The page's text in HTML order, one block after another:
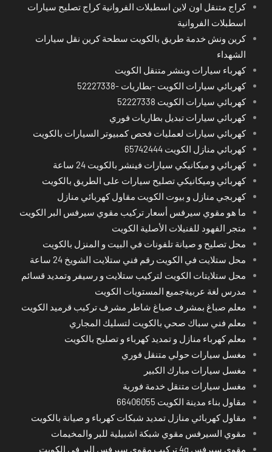
كراج متنقل اون لاين اسطبلات الفروانية كراج تصليح سيارات
اسطبلات الفروانية
كرين ونش خدمة طريق بالكويت سطحة كرين نقل سيارات
الشهداء
كهرباء سيارات وبنشر متنقل الكويت
كهربائي سيارات الكويت -بطاريات -52227338
كهربائي سيارات الكويت 52227338
كهربائي سيارات تبديل بطاريات فوري
كهربائي سيارات لعمليات فحص كمبيوتر السيارات بالكويت
كهربائي منازل الكويت 65742444
كهربائي و ميكانيكي سيارات فينشر بالكويت 24 ساعة
كهربائي وميكانيكي تصليح سيارات على الطريق بالكويت
كهربجي منازل و بيوت الكويت مقاول كهربائي منازل
ما هو مقوي سيرفس أسعار تركيب مقوي سيرفس البر الكويت
متجر الفهود للفنيلات الأصلية الكويت
محل تصليح و صيانة تلفونات في البيت و المنزل بالكويت
محل ستلايت في الكويت رقم فني ستلايت الشويخ 24 ساعة
محل ستلايتات الكويت لتركيب ستلايت و رسيفر وتمديد قسائم
مدرس لغة عربيةجميع المستويات الكويت
معلم صباغ بمشرف صباغ شاطر مشرف تركيب قرميد الكويت
معلم فني سباك صحي بالكويت لتسليك المجاري
معلم كهرباء منازل و تمديد كهرباء و تصليح بالكويت
مغسل سيارات حولي متنقل فوري
مغسل سيارات مبارك الكبير
مغسل سيارات متنقل خدمة فورية
مقاول بناء مدينة الكويت 66406055
مقاول كهربائي منازل تمديد شبكات كهرباء و صيانة بالكويت
مقوي السيرفس مقوي شبكة اشبيلية للبر والمخيمات
مقوي سيرفس 4g تركيب مقوي سيرفس البر في الكويت